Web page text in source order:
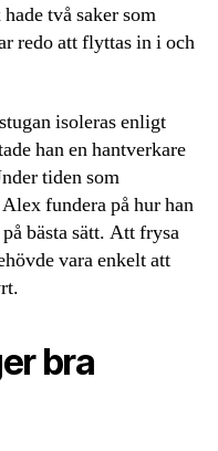
två saker som
redo att flyttas in i och
isoleras enligt
han en hantverkare
tiden som
fundera på hur han
bästa sätt. Att frysa
vara enkelt att
bra